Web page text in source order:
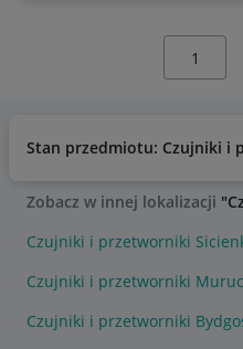
Stan przedmiotu: Czujniki i
Zobacz w innej lokalizacji
Czujniki i przetworniki
Czujniki i przetworniki
Czujniki i przetworniki